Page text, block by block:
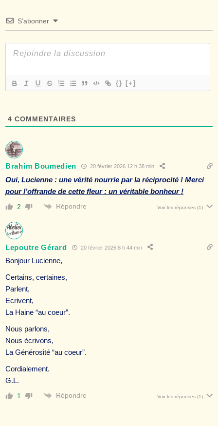
S’abonner
{} [+]
4 COMMENTAIRES
Brahim Boumedien 20 février 2026 12 h 38 min
Oui, Lucienne : une vérité nourrie par la réciprocité ! Merci
pour l’offrande de cette fleur : un véritable bonheur !
2 Répondre Voir les réponses (1)
Lepoutre Gérard 20 février 2026 8 h 44 min
Bonjour Lucienne,
Certains, certaines,
Parlent,
Ecrivent,
La Haine “au coeur”.
Nous parlons,
Nous écrivons,
La Générosité “au coeur”.
Cordialement.
G.L.
1 Répondre Voir les réponses (1)